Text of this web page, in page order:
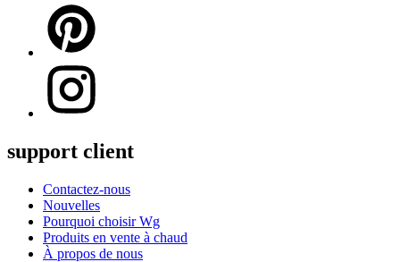
support client
Contactez-nous
Nouvelles
Pourquoi choisir Wg
Produits en vente à chaud
À propos de nous